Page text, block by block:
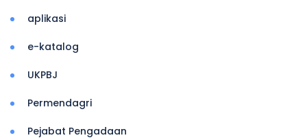
aplikasi
e-katalog
UKPBJ
Permendagri
Pejabat Pengadaan